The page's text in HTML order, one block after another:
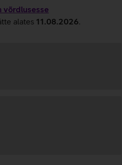
võrdlusesse
alates 11.08.2026